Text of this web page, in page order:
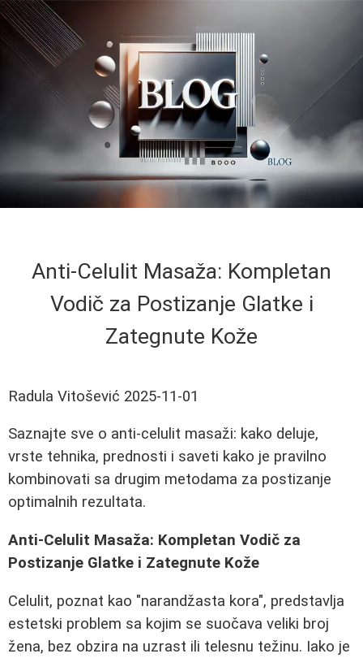
Anti-Celulit Masaža: Kompletan
Vodič za Postizanje Glatke i
Zategnute Kože
Radula Vitošević 2025-11-01
Saznajte sve o anti-celulit masaži: kako deluje,
vrste tehnika, prednosti i saveti kako je pravilno
kombinovati sa drugim metodama za postizanje
optimalnih rezultata.
Anti-Celulit Masaža: Kompletan Vodič za
Postizanje Glatke i Zategnute Kože
Celulit, poznat kao "narandžasta kora", predstavlja
estetski problem sa kojim se suočava veliki broj
žena, bez obzira na uzrast ili telesnu težinu. Iako je